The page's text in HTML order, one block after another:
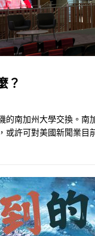
？
的南加州大學交換。
或許可對美國新聞業